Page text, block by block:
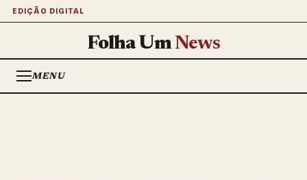
EDIÇÃO DIGITAL
Folha UmNews
MENU